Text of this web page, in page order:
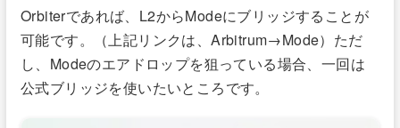
Orbiterであれば、L2からModeにブリッジすることが
可能です。（上記リンクは、Arbitrum→Mode）ただ
し、Modeのエアドロップを狙っている場合、一回は
公式ブリッジを使いたいところです。